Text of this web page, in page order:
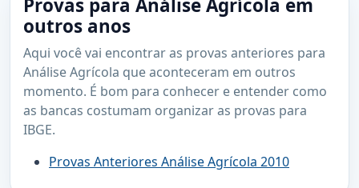
Provas para Análise Agrícola em
outros anos
Aqui você vai encontrar as provas anteriores para
Análise Agrícola que aconteceram em outros
momento. É bom para conhecer e entender como
as bancas costumam organizar as provas para
IBGE.
Provas Anteriores Análise Agrícola 2010